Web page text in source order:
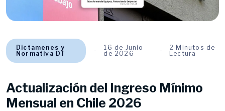
Dictamenes y
Normativa DT
16 de Junio
de 2026
2 Minutos de
Lectura
Actualización del Ingreso Mínimo
Mensual en Chile 2026